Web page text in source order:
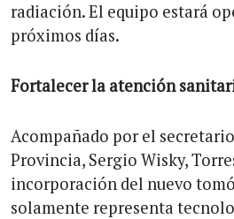
radiación. El equipo estará
próximos días.
Fortalecer la atención
Acompañado por el
Provincia, Sergio Wisky,
incorporación del nuevo
solamente representa